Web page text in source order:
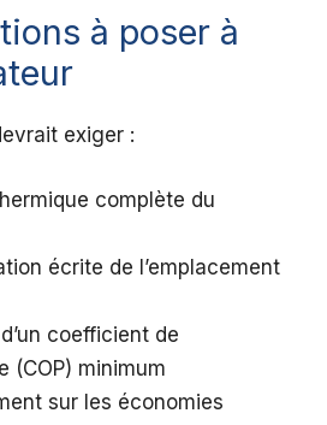
à poser à
exiger :
complète du
écrite de l’emplacement
coefficient de
(COP) minimum
sur les économies